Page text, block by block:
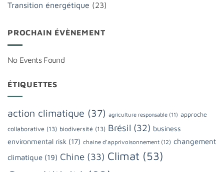
Transition énergétique (23)
PROCHAIN ÉVÈNEMENT
No Events Found
ÉTIQUETTES
action climatique (37) agriculture responsable (11) approche
collaborative (13) biodiversité (13) Brésil (32) business
environmental risk (17) chaine d'apprivoisonnement (12) changement
climatique (19) Chine (33) Climat (53)